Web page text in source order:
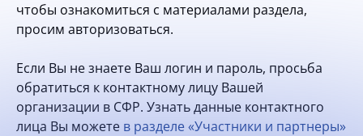
Вступить
чтобы ознакомиться с материалами раздела,
просим авторизоваться.
Если Вы не знаете Ваш логин и пароль, просьба
обратиться к контактному лицу Вашей
организации в СФР. Узнать данные контактного
лица Вы можете в разделе «Участники и партнеры»